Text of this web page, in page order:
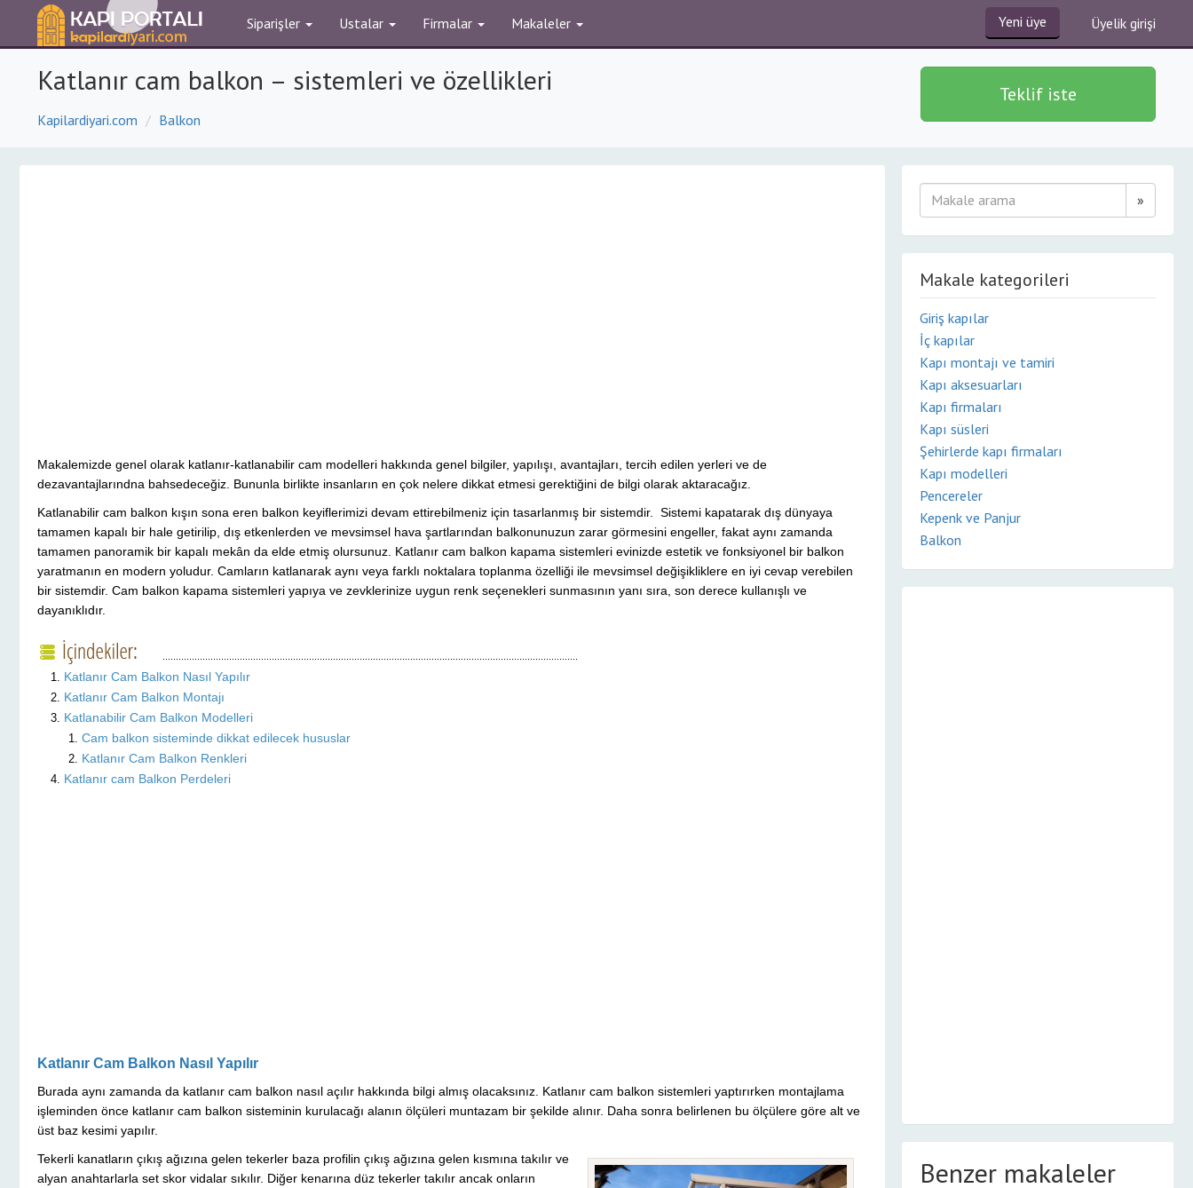
Siparişler Ustalar Firmalar Makaleler Yeni üye Üyelik girişi
Katlanır cam balkon – sistemleri ve özellikleri
Kapilardiyari.com Balkon
Teklif iste
Makalemizde genel olarak katlanır-katlanabilir cam modelleri hakkında genel bilgiler, yapılışı, avantajları, tercih edilen yerleri ve de
dezavantajlarındna bahsedeceğiz. Bununla birlikte insanların en çok nelere dikkat etmesi gerektiğini de bilgi olarak aktaracağız.
Katlanabilir cam balkon kışın sona eren balkon keyiflerimizi devam ettirebilmeniz için tasarlanmış bir sistemdir. Sistemi kapatarak dış dünyaya
tamamen kapalı bir hale getirilip, dış etkenlerden ve mevsimsel hava şartlarından balkonunuzun zarar görmesini engeller, fakat aynı zamanda
tamamen panoramik bir kapalı mekân da elde etmiş olursunuz. Katlanır cam balkon kapama sistemleri evinizde estetik ve fonksiyonel bir balkon
yaratmanın en modern yoludur. Camların katlanarak aynı veya farklı noktalara toplanma özelliği ile mevsimsel değişikliklere en iyi cevap verebilen
bir sistemdir. Cam balkon kapama sistemleri yapıya ve zevklerinize uygun renk seçenekleri sunmasının yanı sıra, son derece kullanışlı ve
dayanıklıdır.
Katlanır Cam Balkon Nasıl Yapılır
Katlanır Cam Balkon Montajı
Katlanabilir Cam Balkon Modelleri
Cam balkon sisteminde dikkat edilecek hususlar
Katlanır Cam Balkon Renkleri
Katlanır cam Balkon Perdeleri
Katlanır Cam Balkon Nasıl Yapılır
Burada aynı zamanda da katlanır cam balkon nasıl açılır hakkında bilgi almış olacaksınız. Katlanır cam balkon sistemleri yaptırırken montajlama
işleminden önce katlanır cam balkon sisteminin kurulacağı alanın ölçüleri muntazam bir şekilde alınır. Daha sonra belirlenen bu ölçülere göre alt ve
üst baz kesimi yapılır.
Tekerli kanatların çıkış ağızına gelen tekerler baza profilin çıkış ağızına gelen kısmına takılır ve
alyan anahtarlarla set skor vidalar sıkılır. Diğer kenarına düz tekerler takılır ancak onların
»
Makale kategorileri
Giriş kapılar
İç kapılar
Kapı montajı ve tamiri
Kapı aksesuarları
Kapı firmaları
Kapı süsleri
Şehirlerde kapı firmaları
Kapı modelleri
Pencereler
Kepenk ve Panjur
Balkon
Benzer makaleler